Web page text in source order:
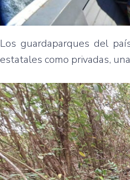
Los guardaparques del
estatales como privadas,